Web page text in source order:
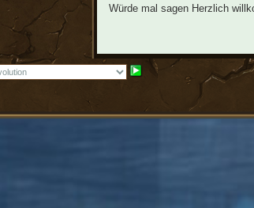
Würde mal sagen Herzlich